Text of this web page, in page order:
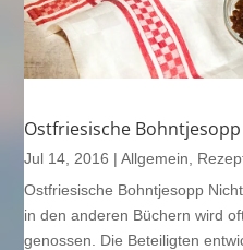
Ostfriesische Bohntjesopp
Jul 14, 2016 |Allgemein
Ostfriesische Bohntjesopp
in den anderen Büchern wird
genossen. Die Beteiligten